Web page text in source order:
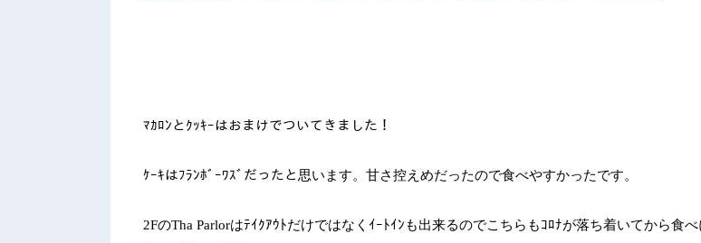
ﾏｶﾛﾝとｸｯｷｰはおまけでついてきました！
ｹｰｷはﾌﾗﾝﾎﾞｰﾜｽﾞだったと思います。甘さ控えめだったので食べやすかったです。
2FのTha Parlorはﾃｲｸｱｳﾄだけではなくｲｰﾄｲﾝも出来るのでこちらもｺﾛﾅが落ち着いてから食べ